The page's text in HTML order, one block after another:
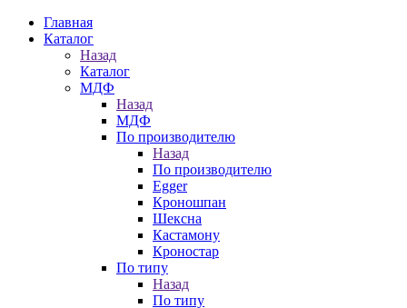
Главная
Каталог
Назад
Каталог
МДФ
Назад
МДФ
По производителю
Назад
По производителю
Egger
Кроношпан
Шексна
Кастамону
Кроностар
По типу
Назад
По типу